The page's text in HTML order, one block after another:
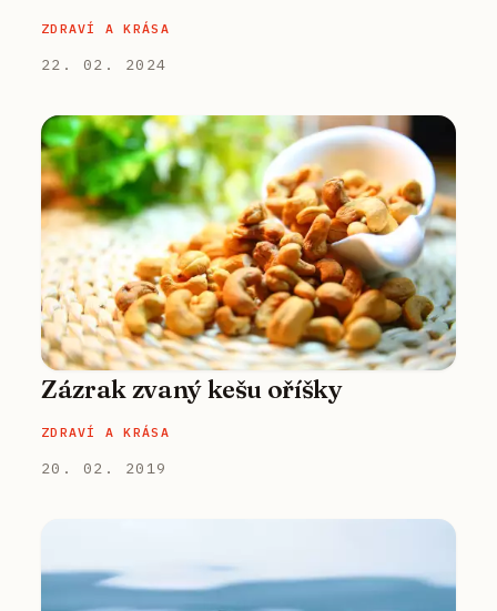
ZDRAVÍ A KRÁSA
22. 02. 2024
Zázrak zvaný kešu oříšky
ZDRAVÍ A KRÁSA
20. 02. 2019